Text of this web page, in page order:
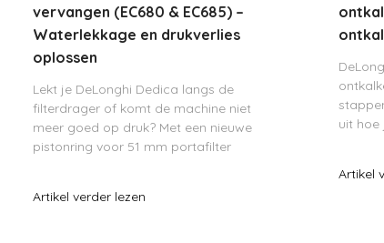
vervangen (EC680 & EC685) –
Waterlekkage en drukverlies
oplossen
Lekt je DeLonghi Dedica langs de
filterdrager of komt de machine niet
meer goed op druk? Met een nieuwe
pistonring voor 51 mm portafilter
drukverlies, waterlekkage en
Artikel verder lezen
uit hoe
kalkvrij
Artikel